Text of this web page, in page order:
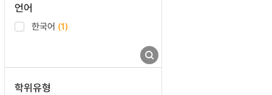
언어
한국어 (1)
학위유형